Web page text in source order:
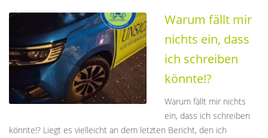
Warum fällt mir
nichts ein, dass
ich schreiben
könnte!?
Warum fällt mir nichts
ein, dass ich schreiben
könnte!? Liegt es vielleicht an dem letzten Bericht, den ich